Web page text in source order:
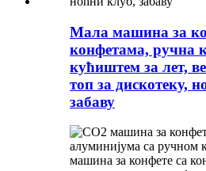
Мала машина за
конфетама, ручна
кућиштем за лет,
топ за дискотеку,
забаву